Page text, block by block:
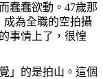
蠢蠢欲動。 47歲那
成為全職的空拍攝
事情上了，很惶
」的是拍山。這個